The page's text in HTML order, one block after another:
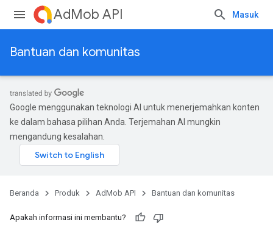
AdMob API Masuk
Bantuan dan komunitas
Google menggunakan teknologi AI untuk menerjemahkan konten
ke dalam bahasa pilihan Anda. Terjemahan AI mungkin
mengandung kesalahan.
Beranda Produk AdMob API Bantuan dan komunitas
Apakah informasi ini membantu?